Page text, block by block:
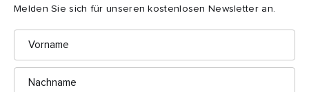
Melden Sie sich für unseren kostenlosen Newsletter an.
Vorname
Nachname
Lassen Sie sich von Irland
inspirieren!